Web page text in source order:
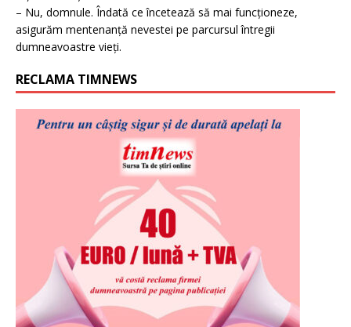
– Nu, domnule. Îndată ce încetează să mai funcționeze,
asigurăm mentenanță nevestei pe parcursul întregii
dumneavoastre vieți.
RECLAMA TIMNEWS